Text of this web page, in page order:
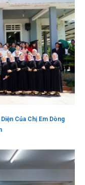
Của Chị Em Dòng